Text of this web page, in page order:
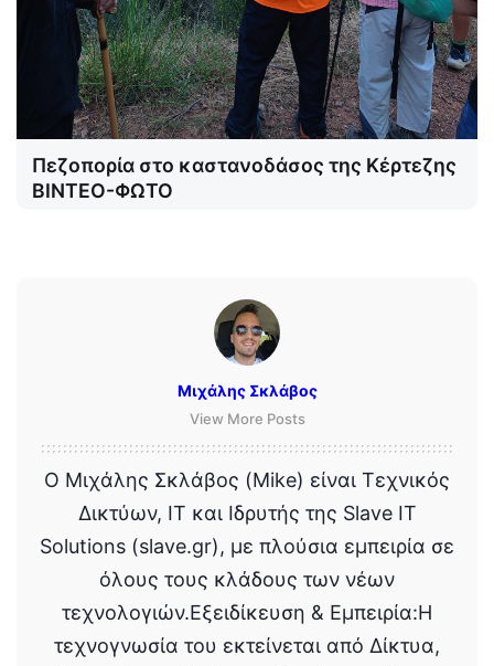
Πεζοπορία στο καστανοδάσος της Κέρτεζης
ΒΙΝΤΕΟ-ΦΩΤΟ
Μιχάλης Σκλάβος
View More Posts
Ο Μιχάλης Σκλάβος (Mike) είναι Τεχνικός
Δικτύων, IT και Ιδρυτής της Slave IT
Solutions (slave.gr), με πλούσια εμπειρία σε
όλους τους κλάδους των νέων
τεχνολογιών.Εξειδίκευση & Εμπειρία:Η
τεχνογνωσία του εκτείνεται από Δίκτυα,